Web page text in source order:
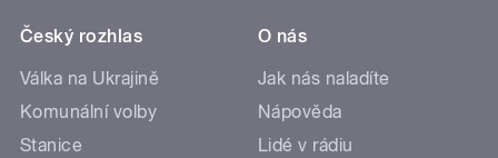
Český rozhlas
Válka na Ukrajině
Komunální volby
Stanice
O nás
Jak nás naladíte
Nápověda
Lidé v rádiu